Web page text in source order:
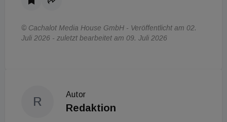
© Cachalot Media House GmbH - Veröffentlicht am 02.
Juli 2026 - zuletzt bearbeitet am 09. Juli 2026
R
Autor
Redaktion